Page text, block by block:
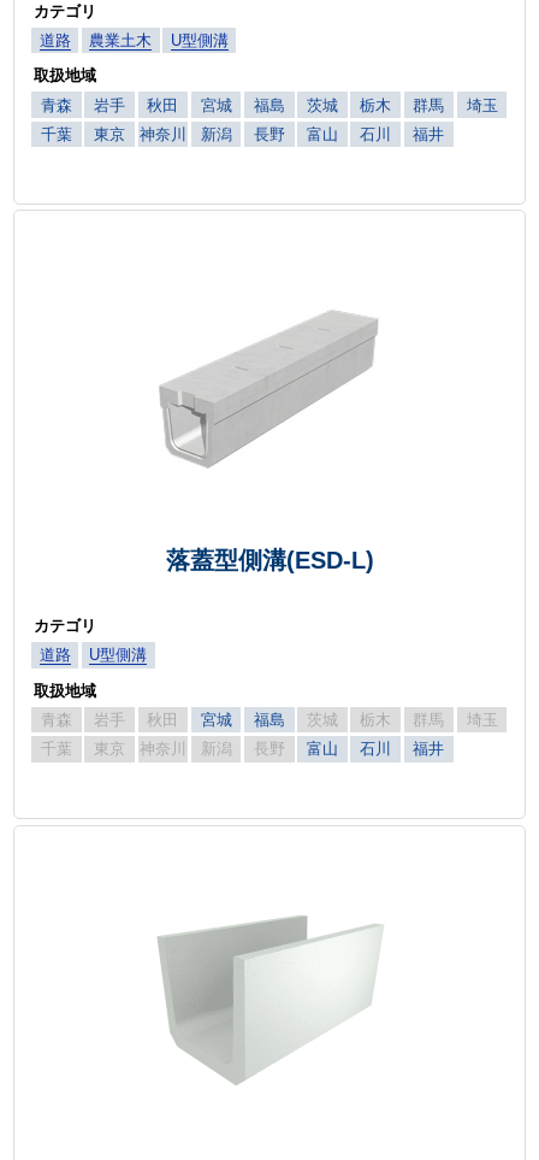
カテゴリ
道路
農業土木
U型側溝
取扱地域
青森
岩手 秋田 宮城 福島 茨城 栃木 群馬
埼玉
千葉
東京 神奈川 新潟 長野 富山 石川 福井
落蓋型側溝(ESD-L)
カテゴリ
道路
U型側溝
取扱地域
青森
岩手 秋田 宮城 福島 茨城 栃木 群馬
埼玉
千葉
東京 神奈川 新潟 長野 富山 石川 福井